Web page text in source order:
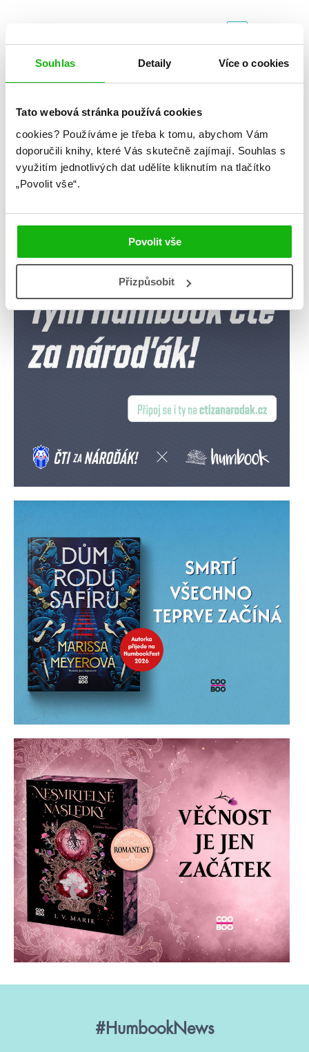
Souhlas Detaily Více o cookies
Tato webová stránka používá cookies
cookies? Používáme je třeba k tomu, abychom Vám
doporučili knihy, které Vás skutečně zajímají. Souhlas s
využitím jednotlivých dat udělíte kliknutím na tlačítko
„Povolit vše“.
Povolit vše
Přizpůsobit
Kategorie
blog citáty
knihomoloviny kvízy podcast
#HumbookNews